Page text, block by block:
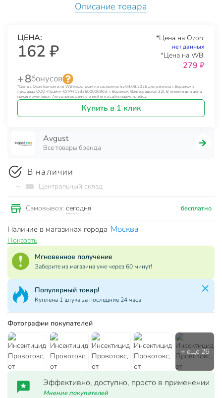
Описание товара
ЦЕНА:
162 ₽
*Цена на Ozon:
нет данных
*Цена на WB:
279 ₽
+ 8бонусов
*Цена с Озон банком или WB кошельком по состоянию на 04.08.2026 для региона г. Воронеж у
продавца ООО «Прайм» (ОГРН 1233600006903, г. Воронеж, Волгоградская 32). В течение дня цена
может изменяться. Актуальную цену уточняйте на сайте маркетплейса.
Купить в 1 клик
Avgust
Все товары бренда
В наличии
~ Центральный склад
Самовывоз: сегодня бесплатно
Наличие в магазинах города Москва
Показать
Мгновенное получение
Заберите из магазина уже через 60 минут!
Популярный товар!
Куплена 1 штука за последние 24 часа
Фотографии покупателей
Эффективно, доступно, просто в применении
Мнение покупателей